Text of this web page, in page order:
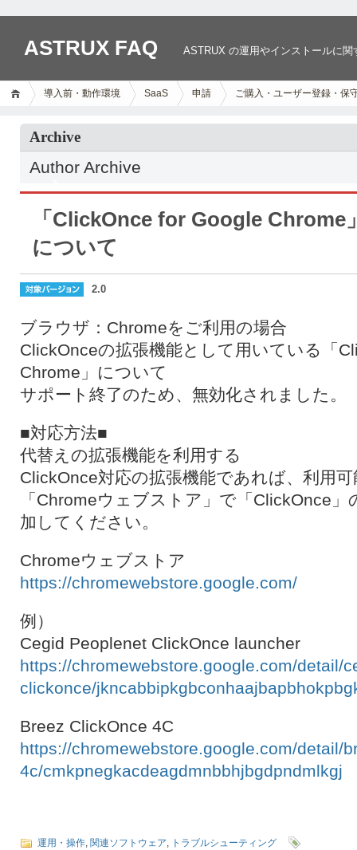
ASTRUX FAQ ASTRUX の運用やインストールに
導入前・動作環境 SaaS 申請 ご購入・ユーザー登録・保
Archive
Author Archive
「ClickOnce for Google Chrome
について
2.0
ブラウザ：Chromeをご利用の場合
ClickOnceの拡張機能として用いている「
Chrome」について
サポート終了のため、無効化されました。
■対応方法■
代替えの拡張機能を利用する
ClickOnce対応の拡張機能であれば、利用
「Chromeウェブストア」で「ClickOnce
加してください。
Chromeウェブストア
https://chromewebstore.google.com/
例）
Cegid Peoplenet ClickOnce launcher
https://chromewebstore.google.com/detail/
clickonce/
Breez ClickOnce 4C
https://chromewebstore.google.com/detail/
4c/cmkpnegkacdeagdmnbbhjbgdpndmlkgj
運用・操作, 関連ソフトウェア, トラブルシューティング